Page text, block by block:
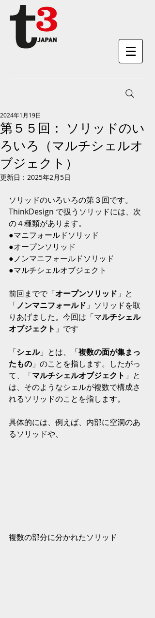
第５５回： ソリッドのい
ろいろ（マルチシェルオ
ブジェクト）
2024年1月19日
更新日： 2025年2月5日
ソリッドのいろいろの第３回です。
ThinkDesign で扱うソリッドには、次
の４種類があります。
●マニフォールドソリッド
●オープンソリッド
●ノンマニフォールドソリッド
●マルチシェルオブジェクト
前回までで「オープンソリッド 」と
「ノンマニフォールド 」ソリッドを取
りあげました。今回は「マルチシェル
オブジェクト 」です
「シェル」とは、「複数の面が集まっ
たもの 」のことを指します。したがっ
て、「マルチシェルオブジェクト 」と
は、そのようなシェルが複数で構成さ
れるソリッドのことを指します。
具体的には、例えば、内部に空洞のあ
るソリッドや、
複数の部分に分かれたソリッド